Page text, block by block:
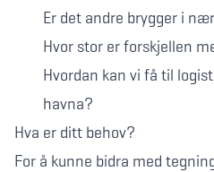
Er det andre brygger i
Hvor stor er forskjellen
Hvordan kan vi få til
havna?
Hva er ditt behov?
For å kunne bidra med